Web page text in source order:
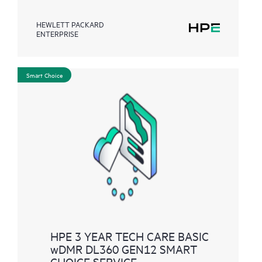
HEWLETT PACKARD
ENTERPRISE
Smart Choice
HPE 3 YEAR TECH CARE BASIC
wDMR DL360 GEN12 SMART